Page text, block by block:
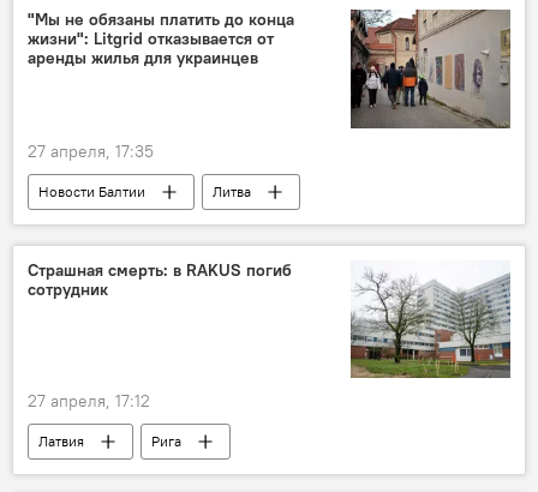
"Мы не обязаны платить до конца
жизни": Litgrid отказывается от
аренды жилья для украинцев
27 апреля, 17:35
Новости Балтии
Литва
прием беженцев
Litgrid
Страшная смерть: в RAKUS погиб
сотрудник
27 апреля, 17:12
Латвия
Рига
Рижская Восточная больница
ЧП